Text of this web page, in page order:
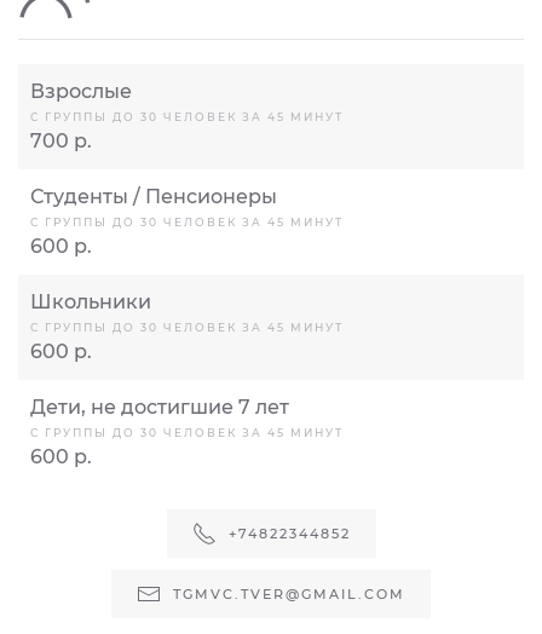
Взрослые
С ГРУППЫ ДО 30 ЧЕЛОВЕК ЗА 45 МИНУТ
700 р.
Студенты / Пенсионеры
С ГРУППЫ ДО 30 ЧЕЛОВЕК ЗА 45 МИНУТ
600 р.
Школьники
С ГРУППЫ ДО 30 ЧЕЛОВЕК ЗА 45 МИНУТ
600 р.
Дети, не достигшие 7 лет
С ГРУППЫ ДО 30 ЧЕЛОВЕК ЗА 45 МИНУТ
600 р.
+74822344852
TGMVC.TVER@GMAIL.COM